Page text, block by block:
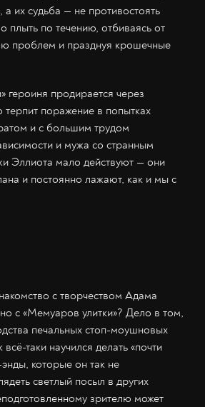
а их судьба — не противостоять
плыть по течению, отбиваясь от
проблем и празднуя крошечные
героиня продирается через
терпит поражение в попытках
и с большим трудом
и мужа со странным
Эллиота мало действуют — они
и постоянно лажают, как и мы с
с творчеством Адама
с «Мемуаров улитки»? Дело в том,
печальных стоп-моушновых
таки научился делать «почти
которые он так не
светлый посыл в других
зрителю может